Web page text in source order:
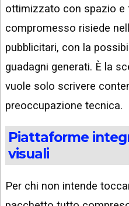
ottimizzato con spazio e
compromesso risiede
pubblicitari, con la
guadagni generati. È la
vuole solo scrivere
preoccupazione tecnica.
Piattaforme
visuali
Per chi non intende